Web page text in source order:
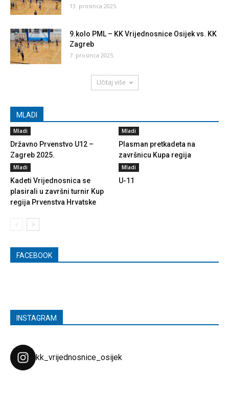
13. prosinca 2025.
9.kolo PML – KK Vrijednosnice Osijek vs. KK
Zagreb
7. prosinca 2025.
Učitaj više
MLADI
Mladi
Državno Prvenstvo U12 –
Zagreb 2025.
Mladi
Plasman pretkadeta na
završnicu Kupa regija
Mladi
Kadeti Vrijednosnica se
plasirali u završni turnir Kup
regija Prvenstva Hrvatske
Mladi
U-11
FACEBOOK
INSTAGRAM
kk_vrijednosnice_osijek